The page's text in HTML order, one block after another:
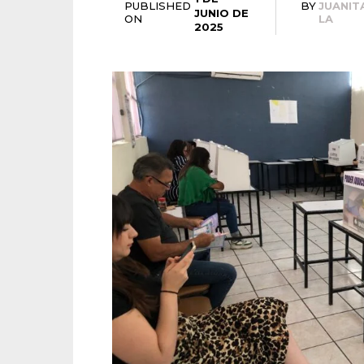
PUBLISHED
ON
JUNIO DE
2025
BY
LA